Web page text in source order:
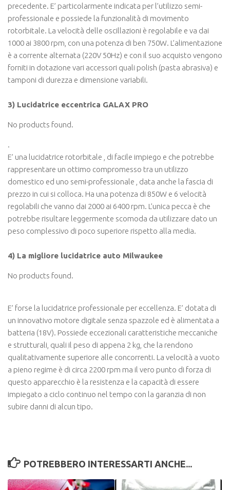
precedente. E’ particolarmente indicata per l’utilizzo semi-
professionale e possiede la funzionalità di movimento
rotorbitale. La velocità delle oscillazioni è regolabile e va dai
1000 ai 3800 rpm, con una potenza di ben 750W. L’alimentazione
è a corrente alternata (220V 50Hz) e con il suo acquisto vengono
forniti in dotazione vari accessori quali polish (pasta abrasiva) e
tamponi di durezza e dimensione variabili.
3) Lucidatrice eccentrica GALAX PRO
No products found.
.
E’ una lucidatrice rotorbitale , di facile impiego e che potrebbe
rappresentare un ottimo compromesso tra un utilizzo
domestico ed uno semi-professionale , data anche la fascia di
prezzo in cui si colloca. Ha una potenza di 850W e 6 velocità
regolabili che vanno dai 2000 ai 6400 rpm. L’unica pecca è che
potrebbe risultare leggermente scomoda da utilizzare dato un
peso complessivo di poco superiore rispetto alla media.
4) La migliore lucidatrice auto Milwaukee
No products found.
E’ forse la lucidatrice professionale per eccellenza. E’ dotata di
un innovativo motore digitale senza spazzole ed è alimentata a
batteria (18V). Possiede eccezionali caratteristiche meccaniche
e strutturali, quali il peso di appena 2 kg, che la rendono
qualitativamente superiore alle concorrenti. La velocità a vuoto
a pieno regime è di circa 2200 rpm ma il vero punto di forza di
questo apparecchio è la resistenza e la capacità di essere
impiegato a ciclo continuo nel tempo con la garanzia di non
subire danni di alcun tipo.
POTREBBERO INTERESSARTI ANCHE...